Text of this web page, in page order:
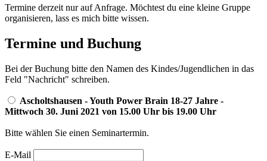
Termine derzeit nur auf Anfrage. Möchtest du eine kleine Gruppe
organisieren, lass es mich bitte wissen.
Termine und Buchung
Bei der Buchung bitte den Namen des Kindes/Jugendlichen in das
Feld "Nachricht" schreiben.
Ascholtshausen - Youth Power Brain 18-27 Jahre -
Mittwoch 30. Juni 2021 von 15.00 Uhr bis 19.00 Uhr
Bitte wählen Sie einen Seminartermin.
E-Mail